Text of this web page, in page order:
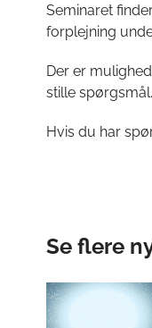
Seminaret
forplejning
Der er
stille
Hvis du har
Se flere